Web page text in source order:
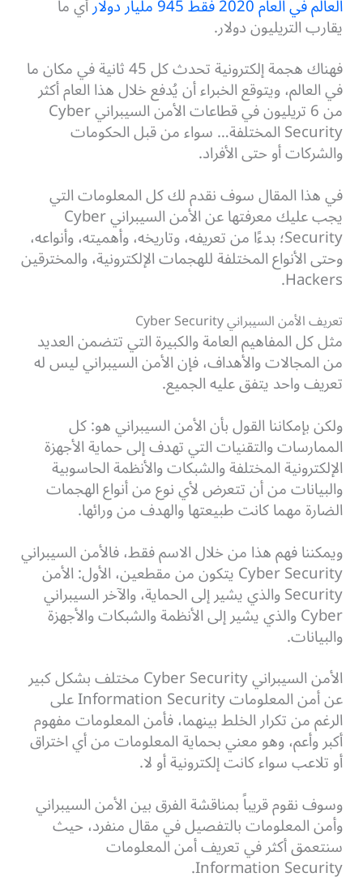
يقارب التريليون دولار.
فهناك هجمة إلكترونية تحدث كل 45 ثانية في مكان ما
في العالم، ويتوقع الخبراء أن يُدفع خلال هذا العام أكثر
من 6 تريليون في قطاعات الأمن السيبراني Cyber
Security المختلفة… سواء من قبل الحكومات
والشركات أو حتى الأفراد.
في هذا المقال سوف نقدم لك كل المعلومات التي
يجب عليك معرفتها عن الأمن السيبراني Cyber
Security؛ بدءًا من تعريفه، وتاريخه، وأهميته، وأنواعه،
وحتى الأنواع المختلفة للهجمات الإلكترونية، والمخترقين
Hackers.
تعريف الأمن السيبراني Cyber Security
مثل كل المفاهيم العامة والكبيرة التي تتضمن العديد
من المجالات والأهداف، فإن الأمن السيبراني ليس له
تعريف واحد يتفق عليه الجميع.
ولكن بإمكاننا القول بأن الأمن السيبراني هو:كل
الممارسات والتقنيات التي تهدف إلى حماية الأجهزة
الإلكترونية المختلفة والشبكات والأنظمة الحاسوبية
والبيانات من أن تتعرض لأي نوع من أنواع الهجمات
الضارة مهما كانت طبيعتها والهدف من ورائها.
ويمكننا فهم هذا من خلال الاسم فقط، فالأمن السيبراني
Cyber Security يتكون من مقطعين، الأول: الأمن
Security والذي يشير إلى الحماية، والآخر السيبراني
Cyber والذي يشير إلى الأنظمة والشبكات والأجهزة
والبيانات.
الأمن السيبراني Cyber Security مختلف بشكل كبير
عن أمن المعلومات Information Security على
الرغم من تكرار الخلط بينهما، فأمن المعلومات مفهوم
أكبر وأعم، وهو معني بحماية المعلومات من أي اختراق
أو تلاعب سواء كانت إلكترونية أو لا.
وسوف نقوم قريباً بمناقشة الفرق بين الأمن السيبراني
وأمن المعلومات بالتفصيل في مقال منفرد، حيث
سنتعمق أكثر في تعريف أمن المعلومات
Information Security.